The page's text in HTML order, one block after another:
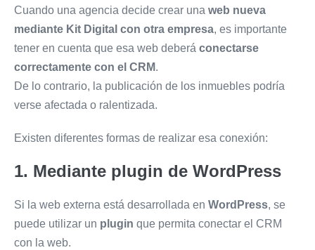
Cuando una agencia decide crear una web nueva
mediante Kit Digital con otra empresa, es importante
tener en cuenta que esa web deberá conectarse
correctamente con el CRM.
De lo contrario, la publicación de los inmuebles podría
verse afectada o ralentizada.
Existen diferentes formas de realizar esa conexión:
1. Mediante plugin de WordPress
Si la web externa está desarrollada en WordPress, se
puede utilizar un plugin que permita conectar el CRM
con la web.